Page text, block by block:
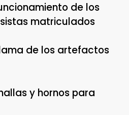
de los
matriculados
de los artefactos
y hornos para